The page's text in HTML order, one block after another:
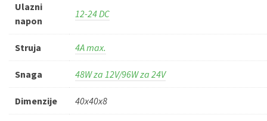
Ulazni
napon
12-24 DC
Struja 4A max.
Snaga 48W za 12V/96W za 24V
Dimenzije 40x40x8